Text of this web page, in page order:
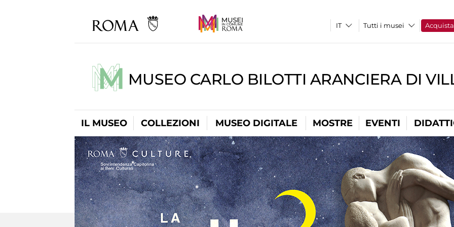
Tutti i musei Acquista
MUSEO CARLO BILOTTI ARANCIERA DI
IL MUSEO COLLEZIONI MUSEO DIGITALE MOSTRE EVENTI